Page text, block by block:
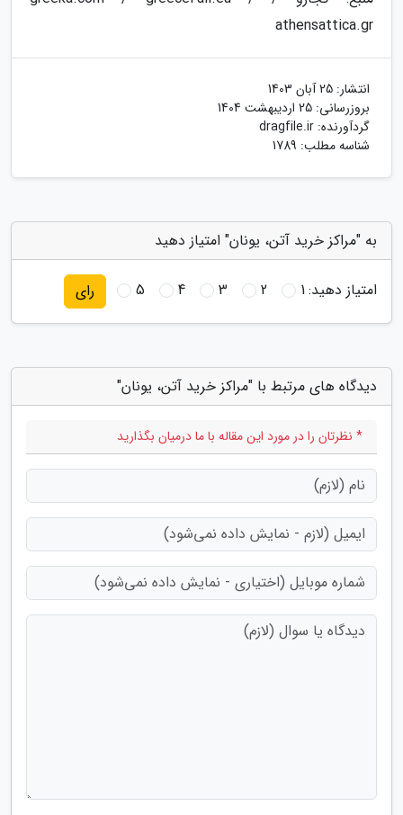
athensattica.gr
انتشار: 25 آبان 1403
بروزرسانی: 25 اردیبهشت 1404
گردآورنده: dragfile.ir
شناسه مطلب: 1789
به "مراکز خرید آتن، یونان" امتیاز دهید
امتیاز دهید:1
2
3
4
5 رای
دیدگاه های مرتبط با "مراکز خرید آتن، یونان"
* نظرتان را در مورد این مقاله با ما درمیان بگذارید